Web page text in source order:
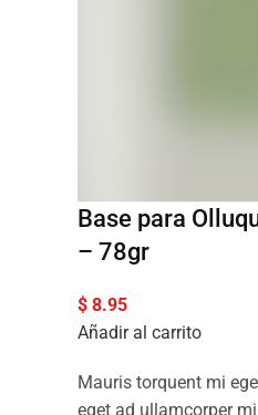
Base para
– 78gr
$8.95
Añadir al carrito
Mauris torquent mi
eget ad ullamcorper